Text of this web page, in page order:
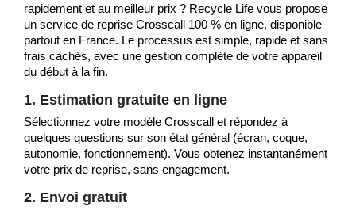
rapidement et au meilleur prix ? Recycle Life vous propose
un service de reprise Crosscall 100 % en ligne, disponible
partout en France. Le processus est simple, rapide et sans
frais cachés, avec une gestion complète de votre appareil
du début à la fin.
1. Estimation gratuite en ligne
Sélectionnez votre modèle Crosscall et répondez à
quelques questions sur son état général (écran, coque,
autonomie, fonctionnement). Vous obtenez instantanément
votre prix de reprise, sans engagement.
2. Envoi gratuit